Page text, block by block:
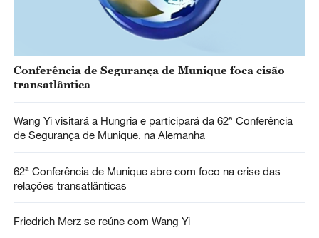
Conferência de Segurança de Munique foca cisão
transatlântica
Wang Yi visitará a Hungria e participará da 62ª Conferência
de Segurança de Munique, na Alemanha
62ª Conferência de Munique abre com foco na crise das
relações transatlânticas
Friedrich Merz se reúne com Wang Yi